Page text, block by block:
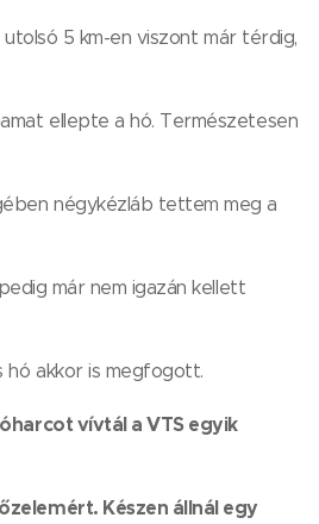
5 km-en viszont már térdig,
ellepte a hó. Természetesen
négykézláb tettem meg a
már nem igazán kellett
hó akkor is megfogott.
vívtál a VTS egyik
Készen állnál egy